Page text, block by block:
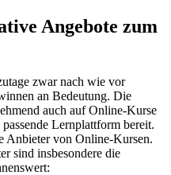
Angebote zum
zwar nach wie vor
an Bedeutung. Die
auch auf Online-Kurse
Lernplattform bereit.
Anbieter von Online-Kursen.
sind insbesondere die